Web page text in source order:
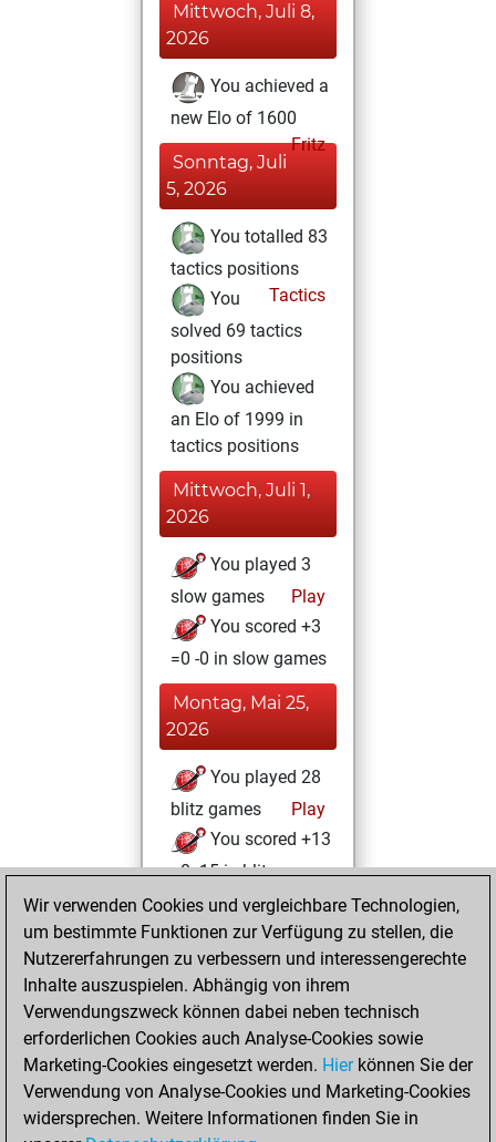
Mittwoch, Juli 8,
2026
You achieved a
new Elo of 1600
Fritz
Sonntag, Juli
5, 2026
You totalled 83
tactics positions
Tactics
You
solved 69 tactics
positions
You achieved
an Elo of 1999 in
tactics positions
Mittwoch, Juli 1,
2026
You played 3
slow games
Play
You scored +3
=0 -0 in slow games
Montag, Mai 25,
2026
You played 28
blitz games
Play
You scored +13
=0 -15 in blitz
Samstag,
Dezember 17, 2022
You created
your Studies account
Studies
Donnerstag,
Dezember 8, 2022
Wir verwenden Cookies und vergleichbare Technologien,
um bestimmte Funktionen zur Verfügung zu stellen, die
Nutzererfahrungen zu verbessern und interessengerechte
Inhalte auszuspielen. Abhängig von ihrem
Verwendungszweck können dabei neben technisch
erforderlichen Cookies auch Analyse-Cookies sowie
Marketing-Cookies eingesetzt werden. Hierkönnen Sie der
Verwendung von Analyse-Cookies und Marketing-Cookies
widersprechen. Weitere Informationen finden Sie in